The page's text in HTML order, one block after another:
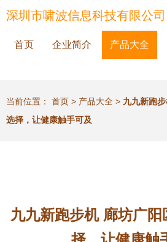
深圳市啸波信息科技有限公司
首页 企业简介 产品大全
当前位置： 首页 > 产品大全 > 九九新跑
选择，让健康触手可及
九九新跑步机 廊坊广